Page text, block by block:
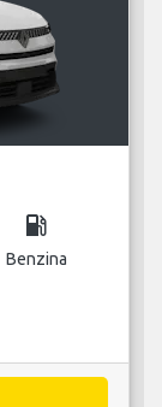
local_gas_station
Benzina